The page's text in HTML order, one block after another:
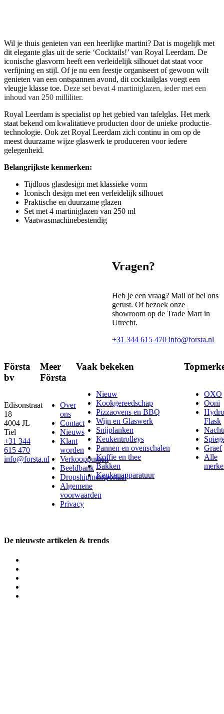
Wil je thuis genieten van een heerlijke martini? Dat is mogelijk met
dit elegante glas uit de serie ‘Cocktails!’ van Royal Leerdam. De
iconische glasvorm heeft een verleidelijk silhouet dat staat voor
verfijning en stijl. Of je nu een feestje organiseert of gewoon wilt
genieten van een ontspannen avond, dit cocktailglas voegt een
vleugje klasse toe. Deze set bevat 4 martiniglazen, ieder met een
inhoud van 250 milliliter.
Royal Leerdam is specialist op het gebied van tafelglas. Het merk
staat bekend om kwalitatieve producten door de unieke productie-
technologie. Ook zet Royal Leerdam zich continu in om op de
meest duurzame wijze glaswerk te produceren voor iedere
gelegenheid.
Belangrijkste kenmerken:
Tijdloos glasdesign met klassieke vorm
Iconisch design met een verleidelijk silhouet
Praktische en duurzame glazen
Set met 4 martiniglazen van 250 ml
Vaatwasmachinebestendig
Vragen?
Heb je een vraag? Mail of bel ons
gerust. Of bezoek onze
showroom op de Trade Mart in
Utrecht.
+31 344 615 470 info@forsta.nl
Första
bv
Edisonstraat
18
4004 JL
Tiel
+31 344
615 470
info@forsta.nl
Meer
Första
Over
ons
Contact
Nieuws
Klant
worden
Verkooppunten
Beeldbank
Dropshipmentportaal
Algemene
voorwaarden
Privacy
Vaak bekeken
Nieuw
Kookgereedschap
Pizzaovens en BBQ
Wijn en Glaswerk
Snijplanken
Keukentrolleys
Pannen en ovenschalen
Koffie en thee
Bakken
Keukenapparatuur
OXO
Ooni
Hydro
Flask
Graef
Alle
De nieuwste artikelen & trends